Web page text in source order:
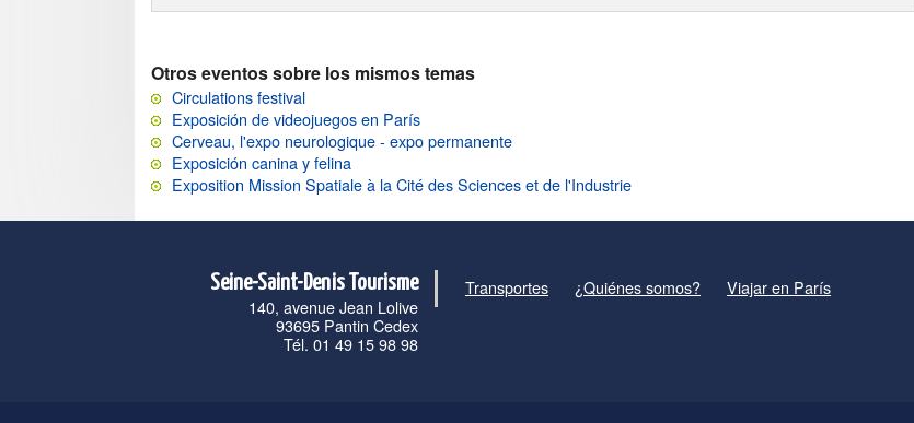
Otros eventos sobre los mismos temas
Circulations festival
Exposición de videojuegos en París
Cerveau, l'expo neurologique - expo permanente
Exposición canina y felina
Exposition Mission Spatiale à la Cité des Sciences et de l'Industrie
Seine-Saint-Denis Tourisme
140, avenue Jean Lolive
93695 Pantin Cedex
Tél. 01 49 15 98 98
Transportes ¿Quiénes somos? Viajar en París